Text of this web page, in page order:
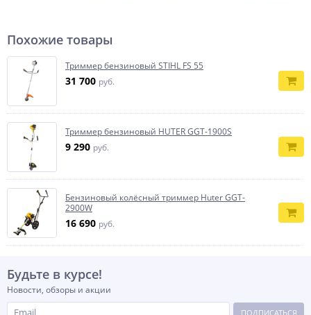
Похожие товары
Триммер бензиновый STIHL FS 55
31 700 руб.
Триммер бензиновый HUTER GGT-1900S
9 290 руб.
Бензиновый колёсный триммер Huter GGT-
2900W
16 690 руб.
Будьте в курсе!
Новости, обзоры и акции
ПОДПИСАТЬСЯ